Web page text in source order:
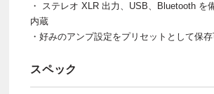
・ ステレオ XLR 出力、USB、Bluetooth を
内蔵
・好みのアンプ設定をプリセットとして保
スペック